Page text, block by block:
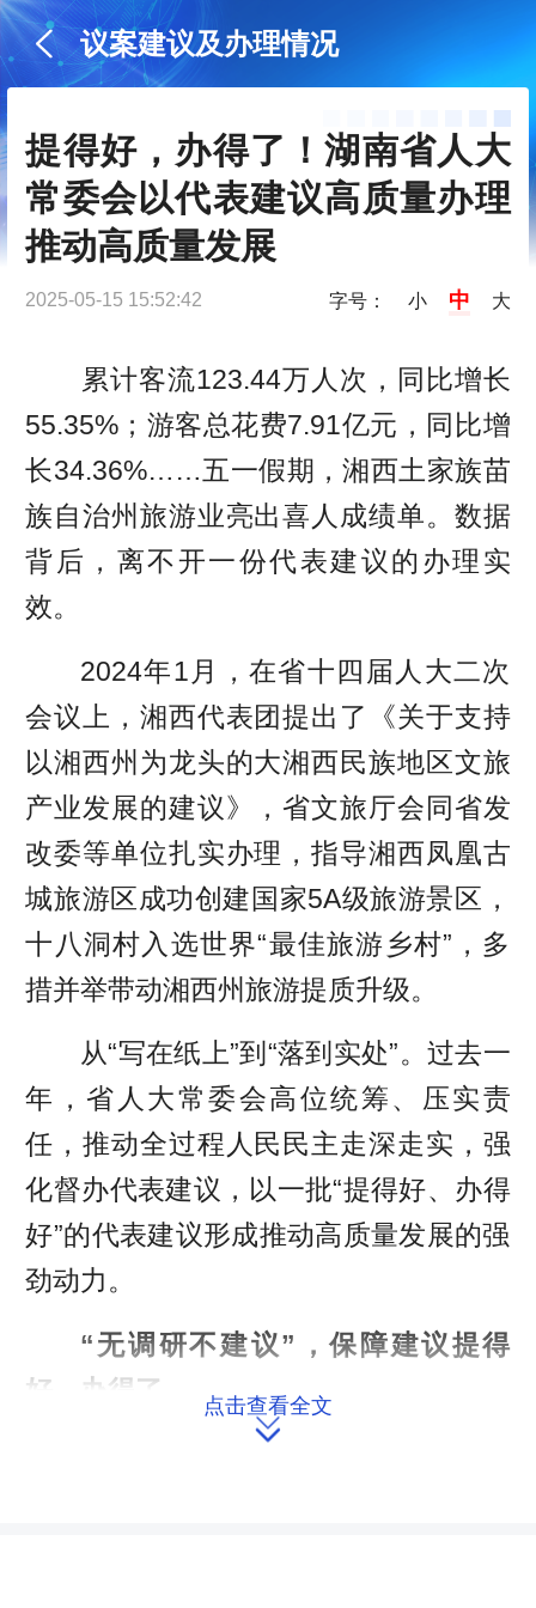
议案建议及办理情况
提得好，办得了！湖南省人大
常委会以代表建议高质量办理
推动高质量发展
2025-05-15 15:52:42 字号： 小 中 大
累计客流123.44万人次，同比增长
55.35%；游客总花费7.91亿元，同比增
长34.36%……五一假期，湘西土家族苗
族自治州旅游业亮出喜人成绩单。数据
背后，离不开一份代表建议的办理实
效。
2024年1月，在省十四届人大二次
会议上，湘西代表团提出了《关于支持
以湘西州为龙头的大湘西民族地区文旅
产业发展的建议》，省文旅厅会同省发
改委等单位扎实办理，指导湘西凤凰古
城旅游区成功创建国家5A级旅游景区，
十八洞村入选世界“最佳旅游乡村”，多
措并举带动湘西州旅游提质升级。
从“写在纸上”到“落到实处”。过去一
年，省人大常委会高位统筹、压实责
任，推动全过程人民民主走深走实，强
化督办代表建议，以一批“提得好、办得
好”的代表建议形成推动高质量发展的强
劲动力。
“无调研不建议”，保障建议提得
好、办得了
点击查看全文
